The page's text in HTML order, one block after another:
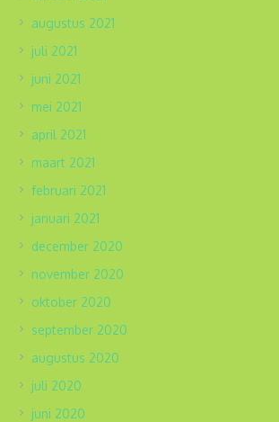
augustus 2021
juli 2021
juni 2021
mei 2021
april 2021
maart 2021
februari 2021
januari 2021
december 2020
november 2020
oktober 2020
september 2020
augustus 2020
juli 2020
juni 2020